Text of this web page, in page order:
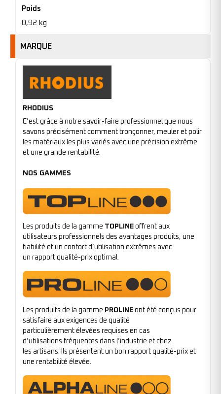
Poids
0,92 kg
MARQUE
RHODIUS
C’est grâce à notre savoir-faire professionnel que nous
savons précisément comment tronçonner, meuler et polir
les matériaux les plus variés avec une précision extrême
et une grande rentabilité.
NOS GAMMES
Les produits de la gamme TOPLINE offrent aux
utilisateurs professionnels des avantages produits, une
fiabilité et un confort d’utilisation extrêmes avec
un rapport qualité-prix optimal.
Les produits de la gamme PROLINE ont été conçus pour
satisfaire aux exigences de qualité
particulièrement élevées requises en cas
d’utilisations fréquentes dans l’industrie et chez
les artisans. Ils présentent un bon rapport qualité-prix et
une rentabilité élevée.